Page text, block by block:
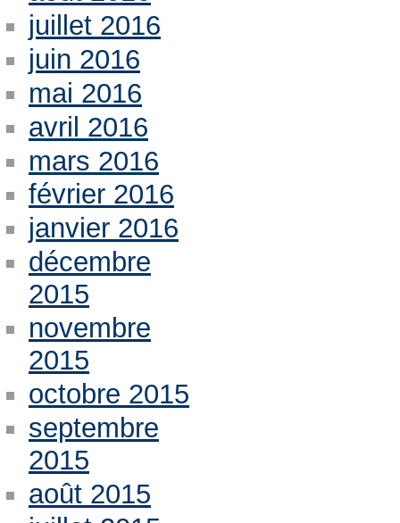
juillet 2016
juin 2016
mai 2016
avril 2016
mars 2016
février 2016
janvier 2016
décembre
2015
novembre
2015
octobre 2015
septembre
2015
août 2015